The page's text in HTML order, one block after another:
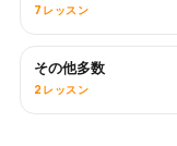
7レッスン
近日公開
その他多数
2レッスン